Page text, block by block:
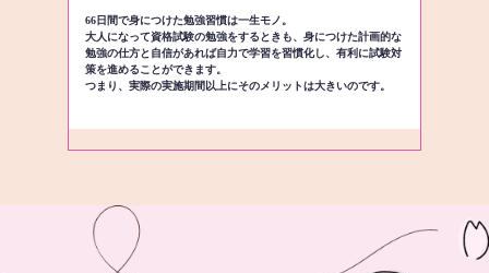
66日間で身につけた勉強習慣は一生モノ。
大人になって資格試験の勉強をするときも、身につけた計画的な
勉強の仕方と自信があれば自力で学習を習慣化し、有利に試験対
策を進めることができます。
つまり、実際の実施期間以上にそのメリットは大きいのです。